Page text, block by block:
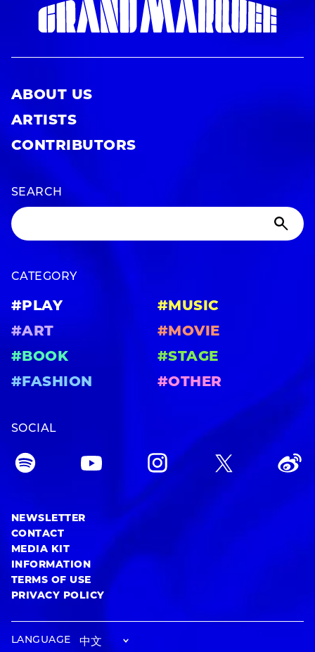
ABOUT US
ARTISTS
CONTRIBUTORS
SEARCH
CATEGORY
#PLAY
#MUSIC
#ART
#MOVIE
#BOOK
#STAGE
#FASHION
#OTHER
SOCIAL
NEWSLETTER
CONTACT
MEDIA KIT
INFORMATION
TERMS OF USE
PRIVACY POLICY
LANGUAGE